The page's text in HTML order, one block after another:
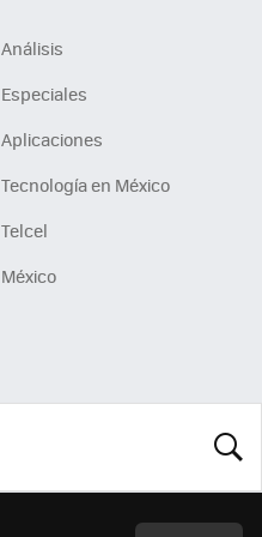
Análisis
Especiales
Aplicaciones
Tecnología en México
Telcel
México